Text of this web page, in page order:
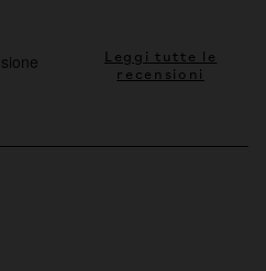
Leggi tutte le
recensioni